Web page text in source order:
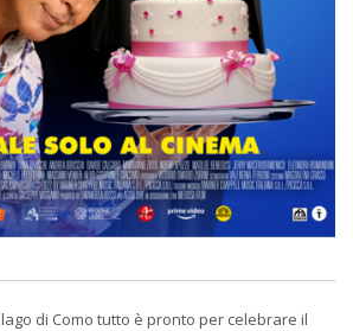
di Como tutto è pronto per celebrare il